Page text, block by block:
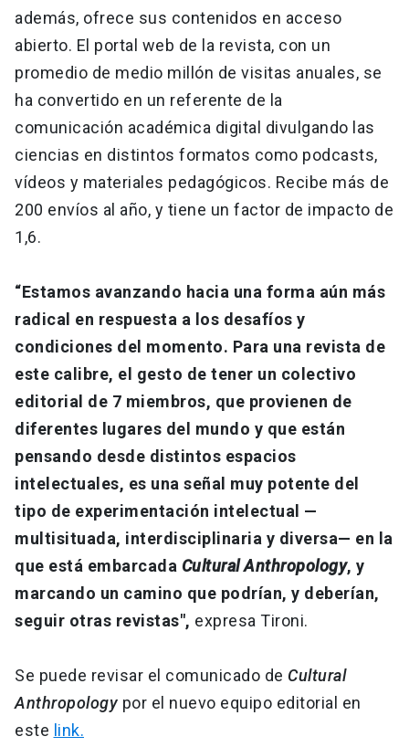
además, ofrece sus contenidos en acceso
abierto. El portal web de la revista, con un
promedio de medio millón de visitas anuales, se
ha convertido en un referente de la
comunicación académica digital divulgando las
ciencias en distintos formatos como podcasts,
vídeos y materiales pedagógicos. Recibe más de
200 envíos al año, y tiene un factor de impacto de
1,6.
“Estamos avanzando hacia una forma aún más
radical en respuesta a los desafíos y
condiciones del momento. Para una revista de
este calibre, el gesto de tener un colectivo
editorial de 7 miembros, que provienen de
diferentes lugares del mundo y que están
pensando desde distintos espacios
intelectuales, es una señal muy potente del
tipo de experimentación intelectual —
multisituada, interdisciplinaria y diversa— en la
que está embarcada Cultural Anthropology, y
marcando un camino que podrían, y deberían,
seguir otras revistas", expresa Tironi.
Se puede revisar el comunicado de Cultural
Anthropology por el nuevo equipo editorial en
este link.